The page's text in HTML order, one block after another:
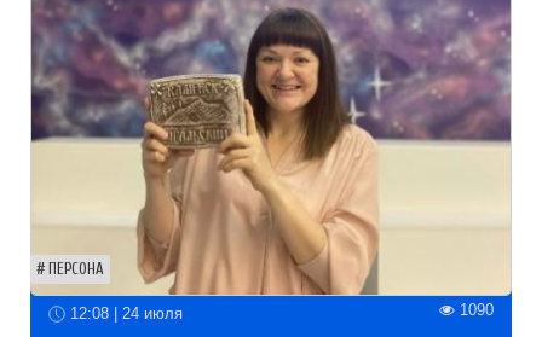
ПЕРСОНА
12:08 | 24 июля 1090